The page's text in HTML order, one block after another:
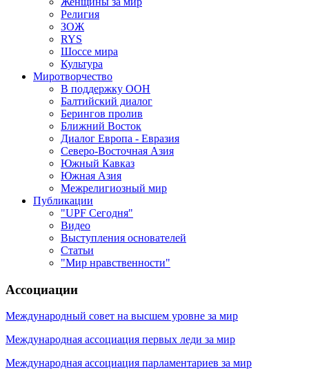
Религия
ЗОЖ
RYS
Шоссе мира
Культура
Миротворчество
В поддержку ООН
Балтийский диалог
Берингов пролив
Ближний Восток
Диалог Европа - Евразия
Северо-Восточная Азия
Южный Кавказ
Южная Азия
Межрелигиозный мир
Публикации
"UPF Сегодня"
Видео
Выступления основателей
Статьи
"Мир нравственности"
Ассоциации
Международный совет на высшем уровне за мир
Международная ассоциация первых леди за мир
Международная ассоциация парламентариев за мир